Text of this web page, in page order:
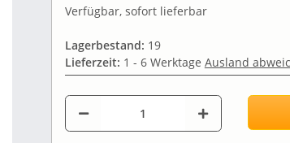
Verfügbar, sofort lieferbar
Lagerbestand: 19
Lieferzeit: 1 - 6 Werktage Ausland